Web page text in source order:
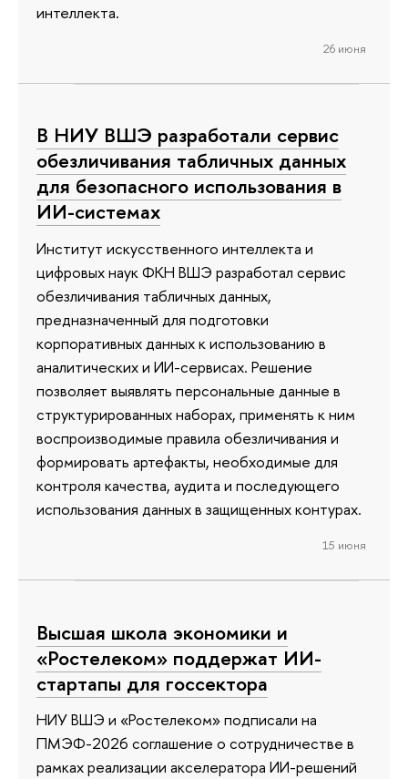
интеллекта.
26 июня
В НИУ ВШЭ разработали сервис
обезличивания табличных данных
для безопасного использования в
ИИ-системах
Институт искусственного интеллекта и
цифровых наук ФКН ВШЭ разработал сервис
обезличивания табличных данных,
предназначенный для подготовки
корпоративных данных к использованию в
аналитических и ИИ-сервисах. Решение
позволяет выявлять персональные данные в
структурированных наборах, применять к ним
воспроизводимые правила обезличивания и
формировать артефакты, необходимые для
контроля качества, аудита и последующего
использования данных в защищенных контурах.
15 июня
Высшая школа экономики и
«Ростелеком» поддержат ИИ-
стартапы для госсектора
НИУ ВШЭ и «Ростелеком» подписали на
ПМЭФ-2026 соглашение о сотрудничестве в
рамках реализации акселератора ИИ-решений